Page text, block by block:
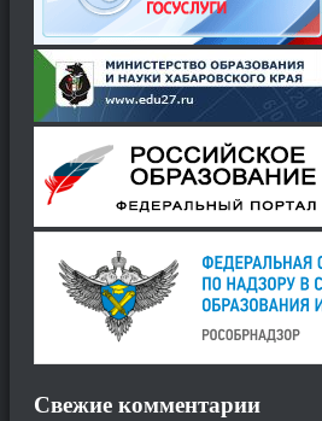
Свежие комментарии